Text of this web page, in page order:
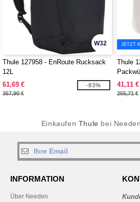
W32
Thule 127958 - EnRoute Rucksack
12L
61,69 €
357,90 €
-83%
JETZT
Thule
Material
41,11 €
255,71 €
Einkaufen Thule bei
INFORMATION
Über Needen